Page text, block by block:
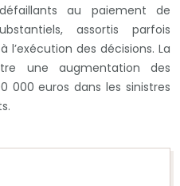
au paiement de
assortis parfois
l’exécution des décisions. La
une augmentation des
000 euros dans les sinistres